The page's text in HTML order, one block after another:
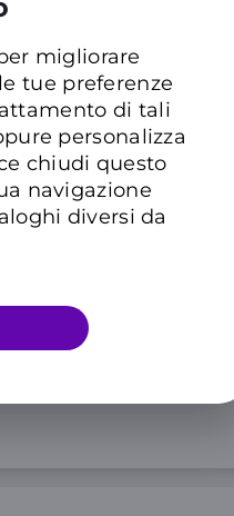
migliorare
tue preferenze
di tali
personalizza
chiudi questo
navigazione
diversi da
SMS
in Unione Europea per 3
dell’offerta.
illimitato